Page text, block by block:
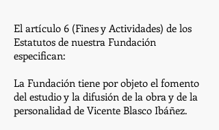
El artículo 6 (Fines y Actividades) de los
Estatutos de nuestra Fundación
especifican:
La Fundación tiene por objeto el fomento
del estudio y la difusión de la obra y de la
personalidad de Vicente Blasco Ibáñez.